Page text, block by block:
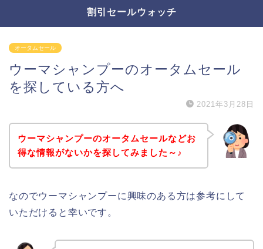
割引セールウォッチ
オータムセール
ウーマシャンプーのオータムセール
を探している方へ
2021年3月28日
ウーマシャンプーのオータムセールなどお
得な情報がないかを探してみました～♪
なのでウーマシャンプーに興味のある方は参考にして
いただけると幸いです。